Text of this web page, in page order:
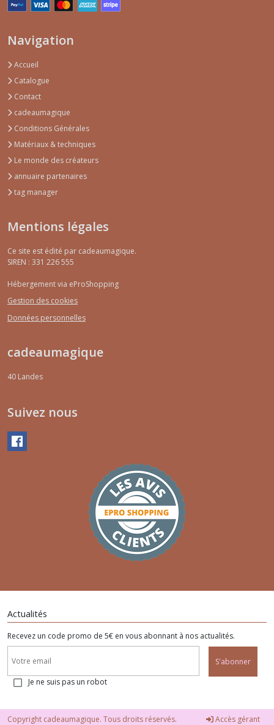
Navigation
Accueil
Catalogue
Contact
cadeaumagique
Conditions Générales
Matériaux & techniques
Le monde des créateurs
annuaire partenaires
tag manager
Mentions légales
Ce site est édité par cadeaumagique.
SIREN : 331 226 555
Hébergement via eProShopping
Gestion des cookies
Données personnelles
cadeaumagique
40 Landes
Suivez nous
Actualités
Recevez un code promo de 5€ en vous abonnant à nos actualités.
S'abonner
Je ne suis pas un robot
Copyright cadeaumagique. Tous droits réservés. Accès gérant